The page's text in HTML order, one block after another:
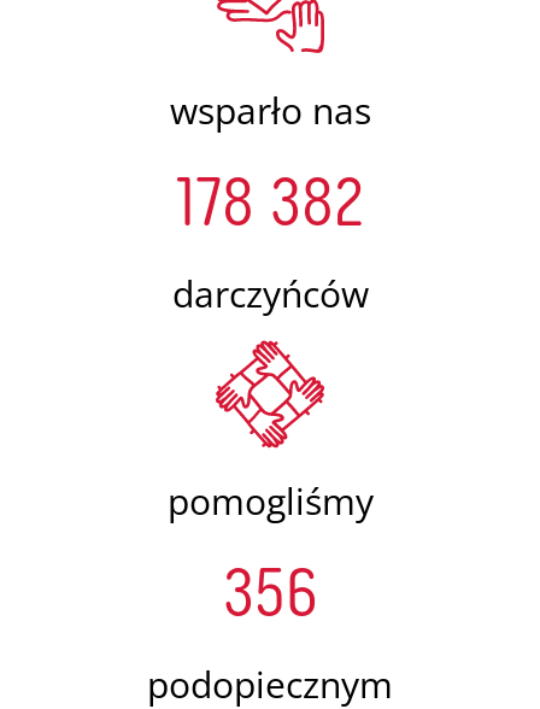
wsparło nas
178 382
darczyńców
pomogliśmy
356
podopiecznym